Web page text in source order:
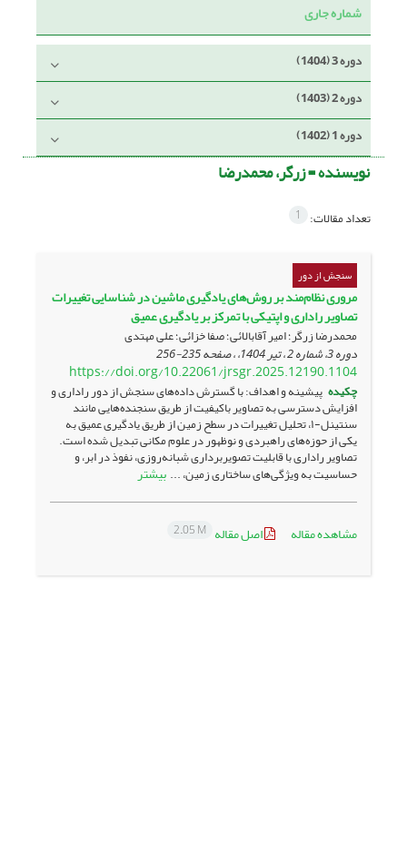
شماره جاری
دوره 3 (1404)
دوره 2 (1403)
دوره 1 (1402)
نویسنده =زرگر، محمدرضا
تعداد مقالات: 1
سنجش از دور
مروری نظام‌مند بر روش‌های یادگیری ماشین در شناسایی تغییرات
تصاویر راداری و اپتیکی با تمرکز ‏بر یادگیری عمیق
محمدرضا زرگر؛ امیر آقابالائی؛ صفا خزائی؛ علی مهتدی
دوره 3، شماره 2 ، تیر 1404، ، صفحه 235-256
https://doi.org/10.22061/jrsgr.2025.12190.1104
چکیده پیشینه و اهداف: با گسترش داده‌های سنجش از دور راداری و
افزایش دسترسی به تصاویر باکیفیت از طریق سنجنده‌هایی مانند
سنتینل-۱، تحلیل تغییرات در سطح زمین از طریق یادگیری عمیق به
یکی از حوزه‌های راهبردی و نوظهور در علوم مکانی تبدیل شده است.
تصاویر راداری با قابلیت تصویربرداری شبانه‌روزی، نفوذ در ابر، و
حساسیت به ویژگی‌های ساختاری زمین، ... بیشتر
مشاهده مقاله اصل مقاله 2.05 M